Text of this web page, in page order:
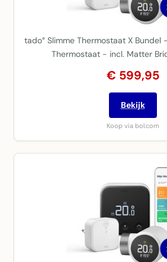
tado° Slimme Thermostaat X
Thermostaat - incl. Matter
€ 599,95
Bekijk
Koop via bol.com